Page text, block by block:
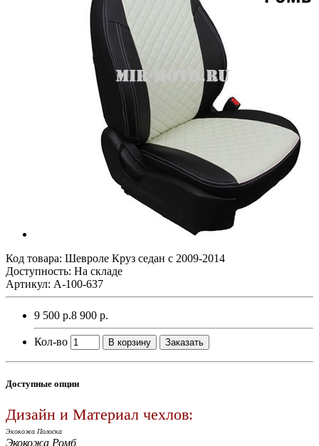
Код товара: Шевроле Круз седан с 2009-2014
Доступность: На складе
Артикул: A-100-637
9 500 р.8 900 р.
Кол-во В корзину Заказать
Доступные опции
Дизайн и Материал чехлов:
Экокожа Полоска
Экокожа Ромб